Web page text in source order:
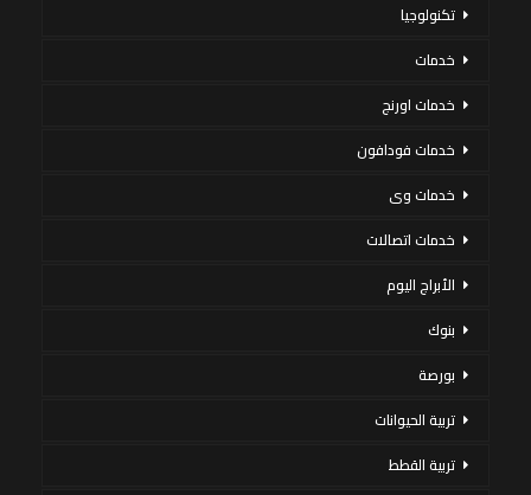
تكنولوجيا
خدمات
خدمات اورنج
خدمات فودافون
خدمات وى
خدمات اتصالات
الأبراج اليوم
بنوك
بورصة
تربية الحيوانات
تربية القطط